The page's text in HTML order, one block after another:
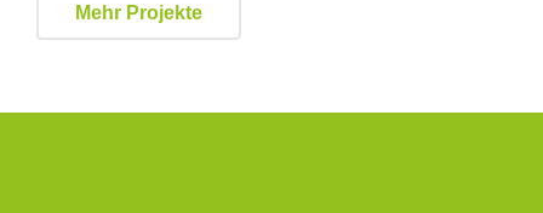
Mehr Projekte